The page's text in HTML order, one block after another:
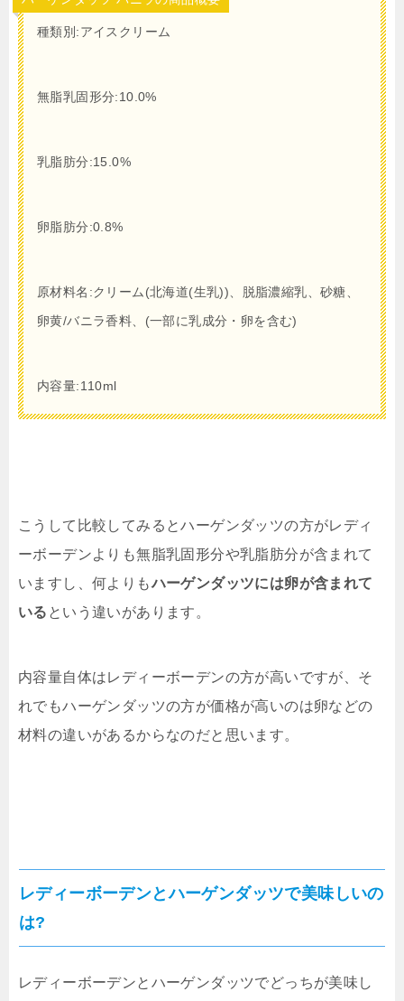
種類別:アイスクリーム
無脂乳固形分:10.0%
乳脂肪分:15.0%
卵脂肪分:0.8%
原材料名:クリーム(北海道(生乳))、脱脂濃縮乳、砂糖、
卵黄/バニラ香料、(一部に乳成分・卵を含む)
内容量:110ml
こうして比較してみるとハーゲンダッツの方がレディ
ーボーデンよりも無脂乳固形分や乳脂肪分が含まれて
いますし、何よりもハーゲンダッツには卵が含まれて
いる という違いがあります。
内容量自体はレディーボーデンの方が高いですが、そ
れでもハーゲンダッツの方が価格が高いのは卵などの
材料の違いがあるからなのだと思います。
レディーボーデンとハーゲンダッツで美味しいの
は?
レディーボーデンとハーゲンダッツでどっちが美味し